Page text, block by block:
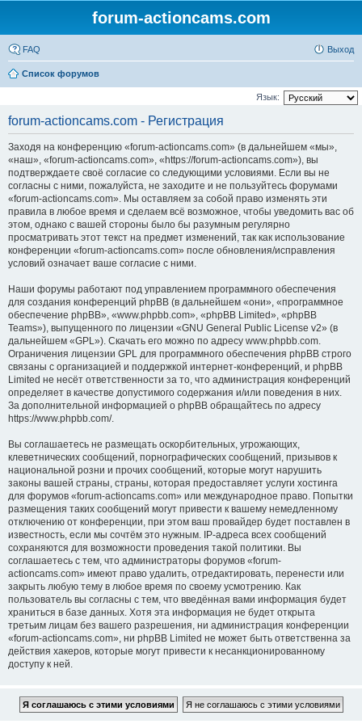
forum-actioncams.com
FAQ Выход
Список форумов
Язык:
forum-actioncams.com - Регистрация
Заходя на конференцию «forum-actioncams.com» (в дальнейшем «мы»,
«наш», «forum-actioncams.com», «https://forum-actioncams.com»), вы
подтверждаете своё согласие со следующими условиями. Если вы не
согласны с ними, пожалуйста, не заходите и не пользуйтесь форумами
«forum-actioncams.com». Мы оставляем за собой право изменять эти
правила в любое время и сделаем всё возможное, чтобы уведомить вас об
этом, однако с вашей стороны было бы разумным регулярно
просматривать этот текст на предмет изменений, так как использование
конференции «forum-actioncams.com» после обновления/исправления
условий означает ваше согласие с ними.
Наши форумы работают под управлением программного обеспечения
для создания конференций phpBB (в дальнейшем «они», «программное
обеспечение phpBB», «www.phpbb.com», «phpBB Limited», «phpBB
Teams»), выпущенного по лицензии «GNU General Public License v2» (в
дальнейшем «GPL»). Скачать его можно по адресу www.phpbb.com.
Ограничения лицензии GPL для программного обеспечения phpBB строго
связаны с организацией и поддержкой интернет-конференций, и phpBB
Limited не несёт ответственности за то, что администрация конференций
определяет в качестве допустимого содержания и/или поведения в них.
За дополнительной информацией о phpBB обращайтесь по адресу
https://www.phpbb.com/.
Вы соглашаетесь не размещать оскорбительных, угрожающих,
клеветнических сообщений, порнографических сообщений, призывов к
национальной розни и прочих сообщений, которые могут нарушить
законы вашей страны, страны, которая предоставляет услуги хостинга
для форумов «forum-actioncams.com» или международное право. Попытки
размещения таких сообщений могут привести к вашему немедленному
отключению от конференции, при этом ваш провайдер будет поставлен в
известность, если мы сочтём это нужным. IP-адреса всех сообщений
сохраняются для возможности проведения такой политики. Вы
соглашаетесь с тем, что администраторы форумов «forum-
actioncams.com» имеют право удалить, отредактировать, перенести или
закрыть любую тему в любое время по своему усмотрению. Как
пользователь вы согласны с тем, что введённая вами информация будет
храниться в базе данных. Хотя эта информация не будет открыта
третьим лицам без вашего разрешения, ни администрация конференции
«forum-actioncams.com», ни phpBB Limited не может быть ответственна за
действия хакеров, которые могут привести к несанкционированному
доступу к ней.